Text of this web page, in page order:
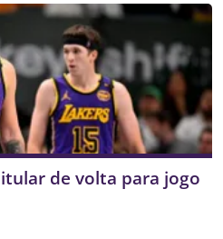
de volta para jogo